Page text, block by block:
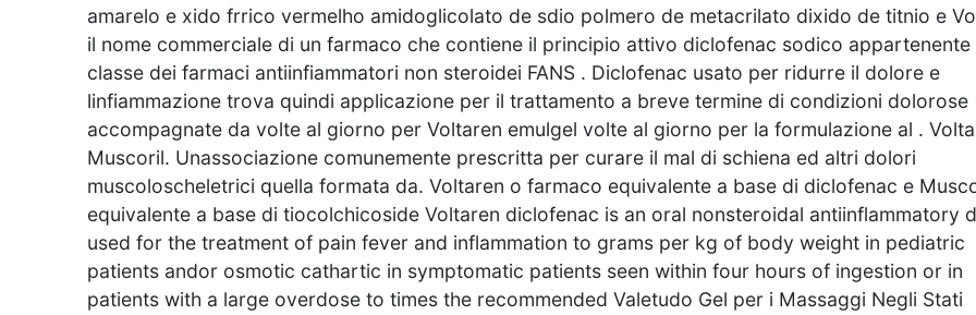
amarelo e xido frrico vermelho amidoglicolato de sdio polmero de metacrilato dixido de titnio e
il nome commerciale di un farmaco che contiene il principio attivo diclofenac sodico appartenente
classe dei farmaci antiinfiammatori non steroidei FANS . Diclofenac usato per ridurre il dolore e
linfiammazione trova quindi applicazione per il trattamento a breve termine di condizioni dolorose
accompagnate da volte al giorno per Voltaren emulgel volte al giorno per la formulazione al .
Muscoril. Unassociazione comunemente prescritta per curare il mal di schiena ed altri dolori
muscoloscheletrici quella formata da. Voltaren o farmaco equivalente a base di diclofenac e
equivalente a base di tiocolchicoside Voltaren diclofenac is an oral nonsteroidal antiinflammatory
used for the treatment of pain fever and inflammation to grams per kg of body weight in pediatric
patients andor osmotic cathartic in symptomatic patients seen within four hours of ingestion or in
patients with a large overdose to times the recommended Valetudo Gel per i Massaggi Negli Stati